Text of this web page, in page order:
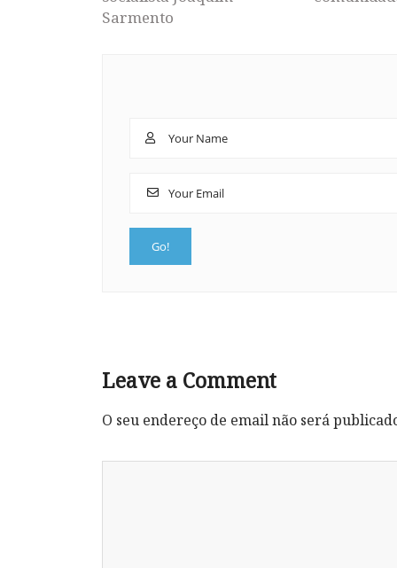
Sarmento
Leave a Comment
O seu endereço de email não será